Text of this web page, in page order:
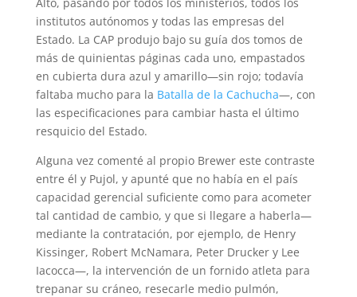
institutos autónomos y todas las empresas del
Estado. La CAP produjo bajo su guía dos tomos de
más de quinientas páginas cada uno, empastados
en cubierta dura azul y amarillo—sin rojo; todavía
faltaba mucho para la Batalla de la Cachucha—, con
las especificaciones para cambiar hasta el último
resquicio del Estado.
Alguna vez comenté al propio Brewer este contraste
entre él y Pujol, y apunté que no había en el país
capacidad gerencial suficiente como para acometer
tal cantidad de cambio, y que si llegare a haberla—
mediante la contratación, por ejemplo, de Henry
Kissinger, Robert McNamara, Peter Drucker y Lee
Iacocca—, la intervención de un fornido atleta para
trepanar su cráneo, resecarle medio pulmón,